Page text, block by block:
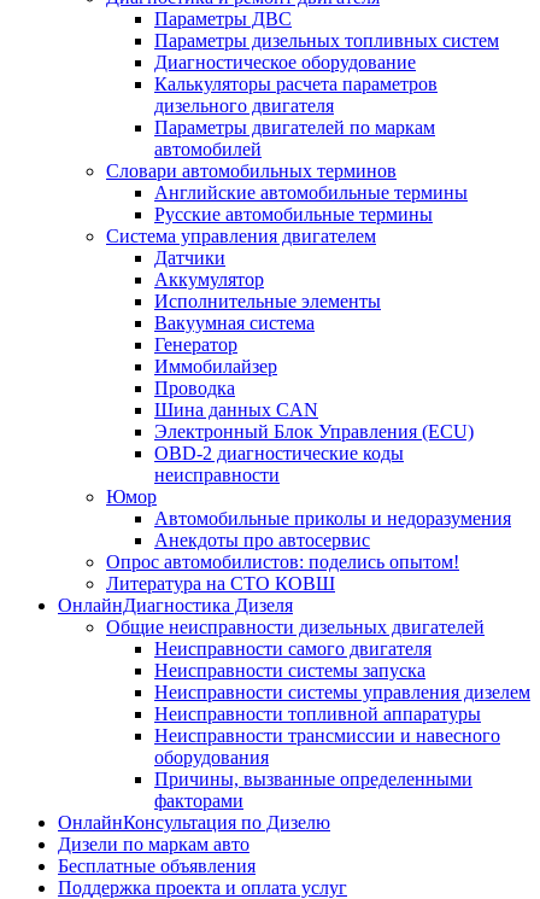
Параметры ДВС
Параметры дизельных топливных систем
Диагностическое оборудование
Калькуляторы расчета параметров
дизельного двигателя
Параметры двигателей по маркам
автомобилей
Словари автомобильных терминов
Английские автомобильные термины
Русские автомобильные термины
Система управления двигателем
Датчики
Аккумулятор
Исполнительные элементы
Вакуумная система
Генератор
Иммобилайзер
Проводка
Шина данных CAN
Электронный Блок Управления (ECU)
OBD-2 диагностические коды
неисправности
Юмор
Автомобильные приколы и недоразумения
Анекдоты про автосервис
Опрос автомобилистов: поделись опытом!
Литература на СТО КОВШ
ОнлайнДиагностика Дизеля
Общие неисправности дизельных двигателей
Неисправности самого двигателя
Неисправности системы запуска
Неисправности системы управления дизелем
Неисправности топливной аппаратуры
Неисправности трансмиссии и навесного
оборудования
Причины, вызванные определенными
факторами
ОнлайнКонсультация по Дизелю
Дизели по маркам авто
Бесплатные объявления
Поддержка проекта и оплата услуг